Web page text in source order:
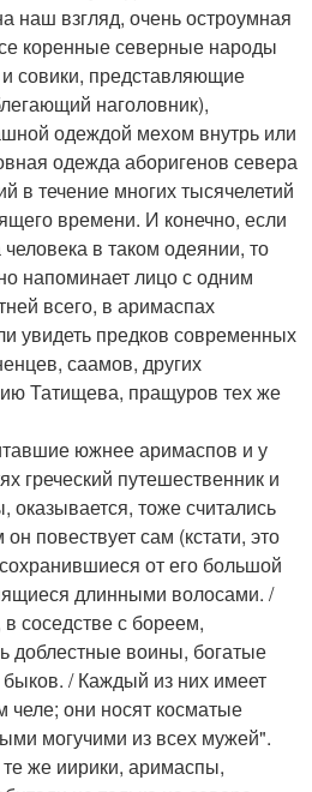
наш взгляд, очень остроумная
коренные северные народы
совики, представляющие
наголовник),
одеждой мехом внутрь или
одежда аборигенов севера
в течение многих тысячелетий
времени. И конечно, если
в таком одеянии, то
напоминает лицо с одним
всего, в аримаспах
увидеть предков современных
саамов, других
Татищева, пращуров тех же
южнее аримаспов и у
греческий путешественник и
оказывается, тоже считались
повествует сам (кстати, это
от его большой
длинными волосами. /
соседстве с бореем,
доблестные воины, богатые
/ Каждый из них имеет
челе; они носят косматые
могучими из всех мужей".
же иирики, аримаспы,